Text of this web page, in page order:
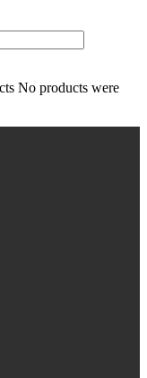
No products were